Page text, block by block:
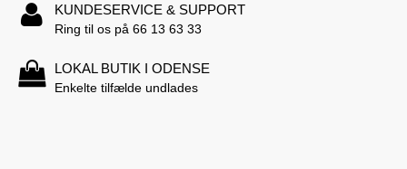
KUNDESERVICE & SUPPORT
Ring til os på 66 13 63 33
LOKAL BUTIK I ODENSE
Enkelte tilfælde undlades